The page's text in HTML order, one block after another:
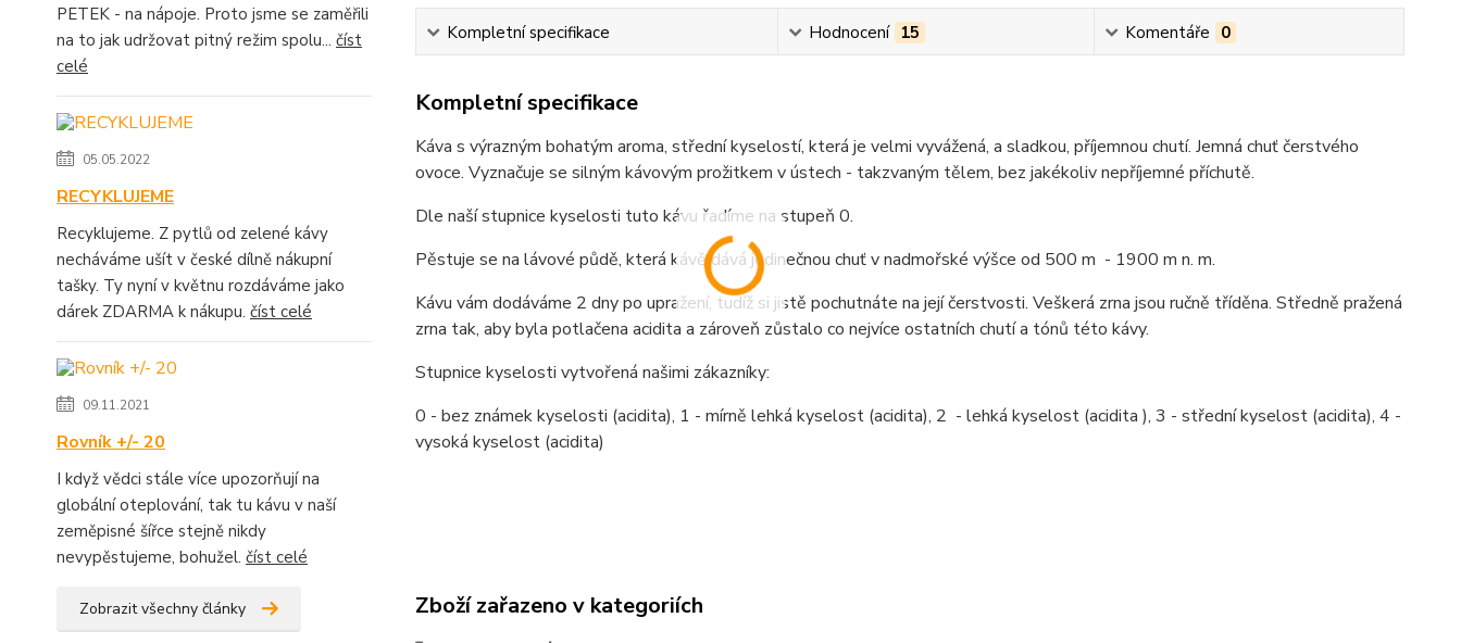
PETEK - na nápoje. Proto jsme se zaměřili
na to jak udržovat pitný režim spolu... číst
celé
05.05.2022
RECYKLUJEME
Recyklujeme. Z pytlů od zelené kávy
necháváme ušít v české dílně nákupní
tašky. Ty nyní v květnu rozdáváme jako
dárek ZDARMA k nákupu. číst celé
09.11.2021
Rovník +/- 20
I když vědci stále více upozorňují na
globální oteplování, tak tu kávu v naší
zeměpisné šířce stejně nikdy
nevypěstujeme, bohužel. číst celé
Zobrazit všechny články
Kompletní specifikace Hodnocení 15 Komentáře 0
Kompletní specifikace
Káva s výrazným bohatým aroma, střední kyselostí, která je velmi vyvážená, a sladkou, příjemnou chutí. Jemná chuť čerstvého
ovoce. Vyznačuje se silným kávovým prožitkem v ústech - takzvaným tělem, bez jakékoliv nepříjemné příchutě.
Dle naší stupnice kyselosti tuto kávu řadíme na stupeň 0.
Pěstuje se na lávové půdě, která kávě dává jedinečnou chuť v nadmořské výšce od 500 m - 1900 m n. m.
Kávu vám dodáváme 2 dny po upražení, tudíž si jistě pochutnáte na její čerstvosti. Veškerá zrna jsou ručně tříděna. Středně pražená
zrna tak, aby byla potlačena acidita a zároveň zůstalo co nejvíce ostatních chutí a tónů této kávy.
Stupnice kyselosti vytvořená našimi zákazníky:
0 - bez známek kyselosti (acidita), 1 - mírně lehká kyselost (acidita), 2 - lehká kyselost (acidita ), 3 - střední kyselost (acidita), 4 -
vysoká kyselost (acidita)
Zboží zařazeno v kategoriích